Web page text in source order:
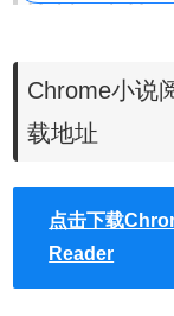
Rabbook
1.在谷歌浏览器
2.点击谷歌浏览器
更的小说，还可
过点击扫描按钮
Chrome小说
载地址
点击下载
Reader